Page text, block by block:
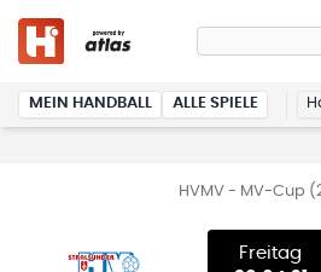
MEIN HANDBALL ALLE SPIELE
HVMV - MV-Cup
Freitag